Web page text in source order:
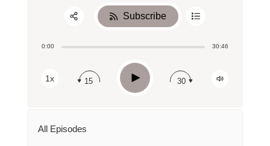
0:00 30:46
1x 15 Play 30
Subscribe
All Episodes
Share:
RSS
Apple Podcast
Spotify